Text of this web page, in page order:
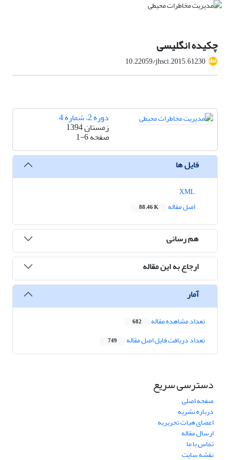
چکیده انگلیسی
10.22059/jhsci.2015.61230
دوره 2، شماره 4
زمستان 1394
صفحه1-6
فایل ها
اصل مقاله
88.46 K
هم رسانی
ارجاع به این مقاله
آمار
تعداد مشاهده مقاله 682
تعداد دریافت فایل اصل مقاله 749
دسترسی سریع
صفحه اصلی
درباره نشریه
اعضای هیات تحریریه
ارسال مقاله
تماس با ما
نقشه سایت